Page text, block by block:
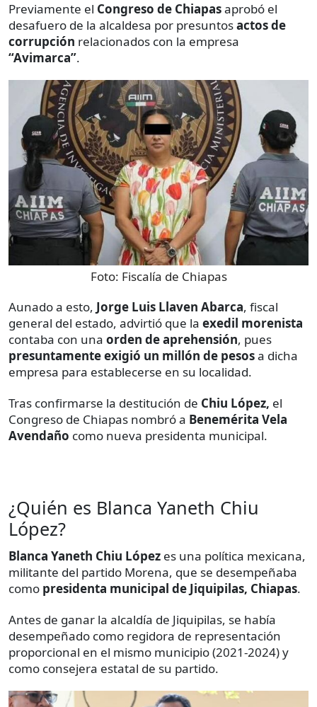
Previamente el Congreso de Chiapasaprobó el
desafuero de la alcaldesa por presuntosactos de
corrupción relacionados con la empresa
“Avimarca”.
Foto: Fiscalía de Chiapas
Aunado a esto, Jorge Luis Llaven Abarca, fiscal
general del estado, advirtió que la exedil morenista
contaba con una orden de aprehensión, pues
presuntamente exigió un millón de pesosa dicha
empresa para establecerse en su localidad.
Tras confirmarse la destitución de Chiu López, el
Congreso de Chiapas nombró a Benemérita Vela
Avendaño como nueva presidenta municipal.
¿Quién es Blanca Yaneth Chiu
López?
Blanca Yaneth Chiu López es una política mexicana,
militante del partido Morena, que se desempeñaba
como presidenta municipal de Jiquipilas, Chiapas.
Antes de ganar la alcaldía de Jiquipilas, se había
desempeñado como regidora de representación
proporcional en el mismo municipio (2021-2024) y
como consejera estatal de su partido.